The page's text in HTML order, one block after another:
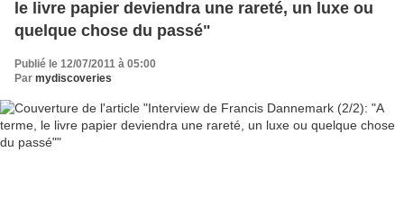
le livre papier deviendra une rareté, un luxe ou
quelque chose du passé"
Publié le 12/07/2011 à 05:00
Par mydiscoveries